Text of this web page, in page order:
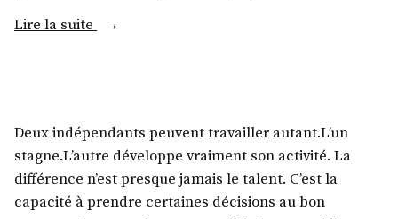
Lire la suite
Deux indépendants peuvent travailler autant.L’un
stagne.L’autre développe vraiment son activité. La
différence n’est presque jamais le talent. C’est la
capacité à prendre certaines décisions au bon